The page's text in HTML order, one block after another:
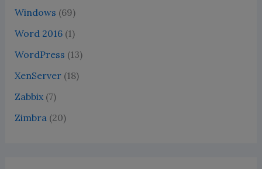
Windows (69)
Word 2016(1)
WordPress (13)
XenServer(18)
Zabbix(7)
Zimbra(20)